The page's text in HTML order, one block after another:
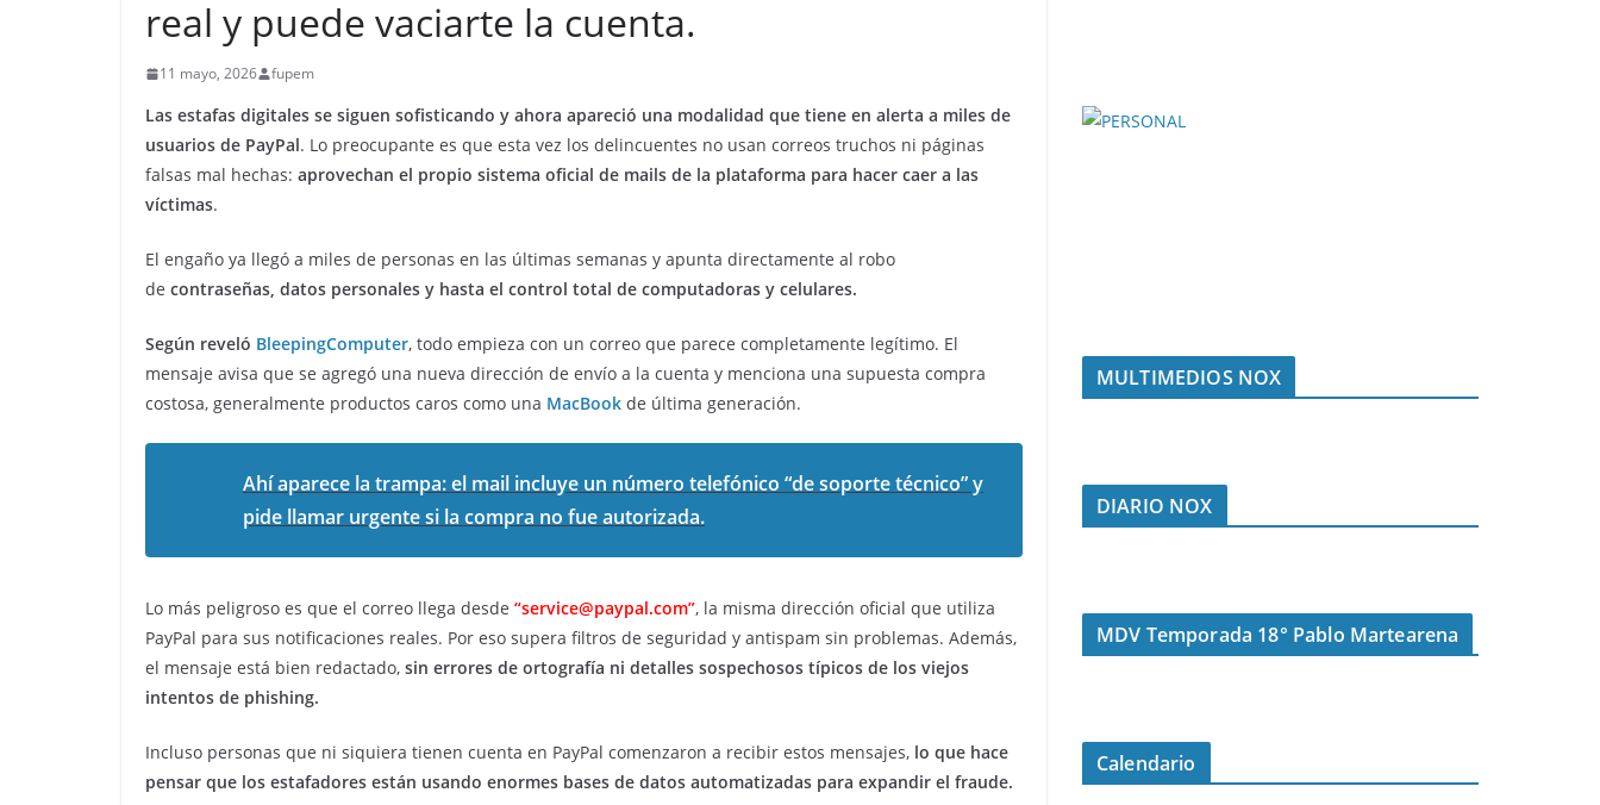
real y puede vaciarte la cuenta.
11 mayo, 2026 fupem
Las estafas digitales se siguen sofisticando y ahora apareció una modalidad que tiene en alerta a miles de
usuarios de PayPal. Lo preocupante es que esta vez los delincuentes no usan correos truchos ni páginas
falsas mal hechas: aprovechan el propio sistema oficial de mails de la plataforma para hacer caer a las
víctimas.
El engaño ya llegó a miles de personas en las últimas semanas y apunta directamente al robo
de contraseñas, datos personales y hasta el control total de computadoras y celulares.
Según reveló BleepingComputer, todo empieza con un correo que parece completamente legítimo. El
mensaje avisa que se agregó una nueva dirección de envío a la cuenta y menciona una supuesta compra
costosa, generalmente productos caros como una MacBook de última generación.
Ahí aparece la trampa: el mail incluye un número telefónico “de soporte técnico” y
pide llamar urgente si la compra no fue autorizada.
Lo más peligroso es que el correo llega desde “service@paypal.com”, la misma dirección oficial que utiliza
PayPal para sus notificaciones reales. Por eso supera filtros de seguridad y antispam sin problemas. Además,
el mensaje está bien redactado, sin errores de ortografía ni detalles sospechosos típicos de los viejos
intentos de phishing.
Incluso personas que ni siquiera tienen cuenta en PayPal comenzaron a recibir estos mensajes, lo que hace
pensar que los estafadores están usando enormes bases de datos automatizadas para expandir el fraude.
MULTIMEDIOS NOX
DIARIO NOX
MDV Temporada 18° Pablo Martearena
Calendario